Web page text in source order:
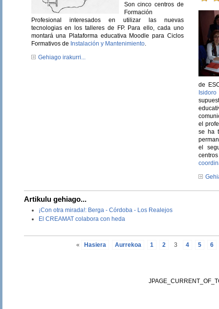
Son cinco centros de
Formación
Profesional interesados en utilizar las nuevas
tecnologias en los talleres de FP. Para ello, cada uno
montará una Plataforma educativa Moodle para Ciclos
Formativos de Instalación y Mantenimiento.
Gehiago irakurri...
de
Isidoro
el
se ha
el
Artikulu gehiago...
¡Con otra mirada!: Berga - Córdoba - Los Realejos
El CREAMAT colabora con heda
« Hasiera Aurrekoa 1 2 3 4 5 6